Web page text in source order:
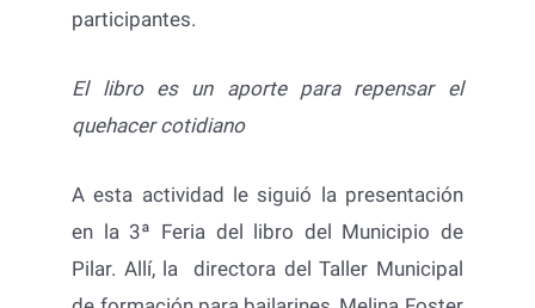
participantes.
El libro es un aporte para repensar el
quehacer cotidiano
A esta actividad le siguió la presentación
en la 3ª Feria del libro del Municipio de
Pilar. Allí, la directora del Taller Municipal